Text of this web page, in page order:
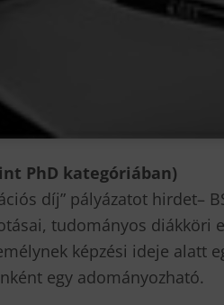
PhD kategóriában)
díj” pályázatot hirdet–
tudományos diákköri
képzési ideje alatt
egy adományozható.